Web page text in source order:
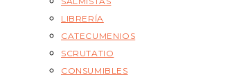
LIBRERÍA
CATECUMENIOS
SCRUTATIO
CONSUMIBLES